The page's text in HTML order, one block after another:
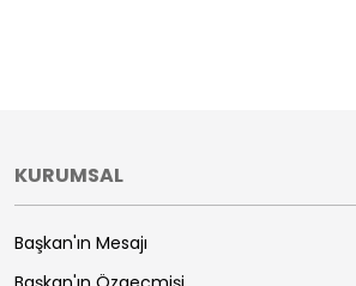
KURUMSAL
Başkan'ın Mesajı